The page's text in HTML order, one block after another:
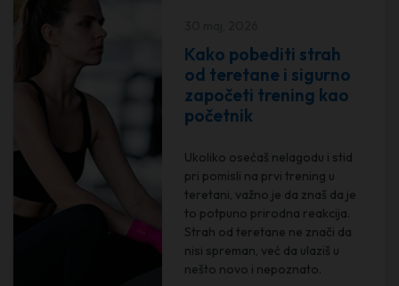
Kako pobediti strah
od teretane i sigurno
započeti trening kao
početnik
Ukoliko osećaš nelagodu i stid
pri pomisli na prvi trening u
teretani, važno je da znaš da je
to potpuno prirodna reakcija.
Strah od teretane ne znači da
nisi spreman, već da ulaziš u
nešto novo i nepoznato.